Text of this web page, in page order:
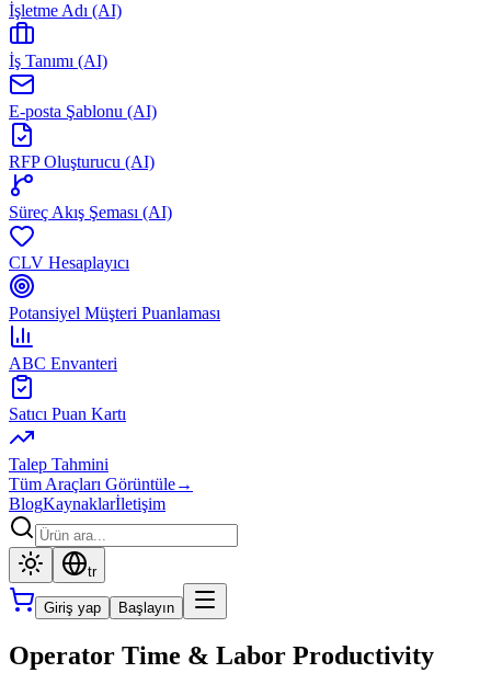
İşletme Adı (AI)
İş Tanımı (AI)
E-posta Şablonu (AI)
RFP Oluşturucu (AI)
Süreç Akış Şeması (AI)
CLV Hesaplayıcı
Potansiyel Müşteri Puanlaması
ABC Envanteri
Satıcı Puan Kartı
Talep Tahmini
Tüm Araçları Görüntüle→
BlogKaynaklarİletişim
tr
Giriş yap Başlayın
Operator Time & Labor Productivity